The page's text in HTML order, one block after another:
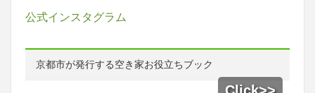
公式インスタグラム
京都市が発行する空き家お役立ちブック